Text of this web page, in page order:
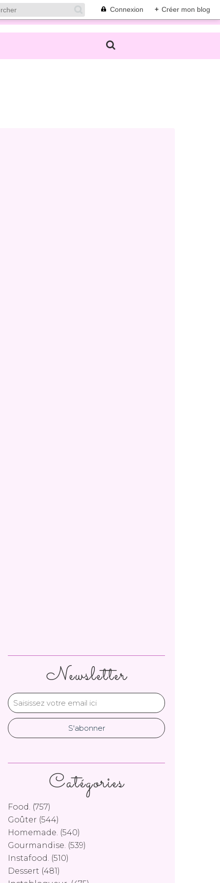
Connexion + Créer mon blog
Newsletter
Catégories
Food. (757)
Goûter (544)
Homemade. (540)
Gourmandise. (539)
Instafood. (510)
Dessert (481)